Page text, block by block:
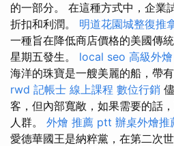
的一部分。 在這種方式中，企業
折扣和利潤。 明道花園城整復推
一種旨在降低商店價格的美國傳
星期五發生。 local seo 高級外燴
海洋的珠寶是一艘美麗的船，帶
rwd 記帳士 線上課程 數位行銷
客，但內部寬敞，如果需要的話
人群。 外燴 推薦 ptt 辦桌外燴推
愛德華國王是納粹黨，在第二次